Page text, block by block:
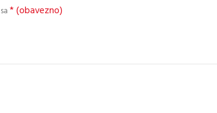
* (obavezno)